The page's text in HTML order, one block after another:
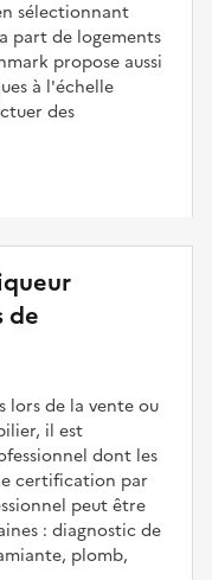
sélectionnant
part de logements
propose aussi
à l'échelle
des
de
lors de la vente ou
il est
dont les
certification par
peut être
: diagnostic de
plomb,